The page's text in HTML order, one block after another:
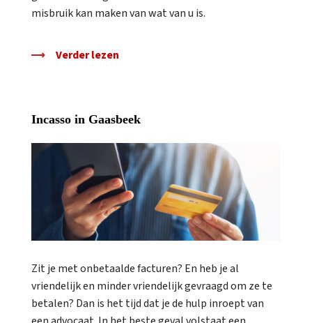
misbruik kan maken van wat van u is.
Verder lezen
Incasso in Gaasbeek
Zit je met onbetaalde facturen? En heb je al
vriendelijk en minder vriendelijk gevraagd om ze te
betalen? Dan is het tijd dat je de hulp inroept van